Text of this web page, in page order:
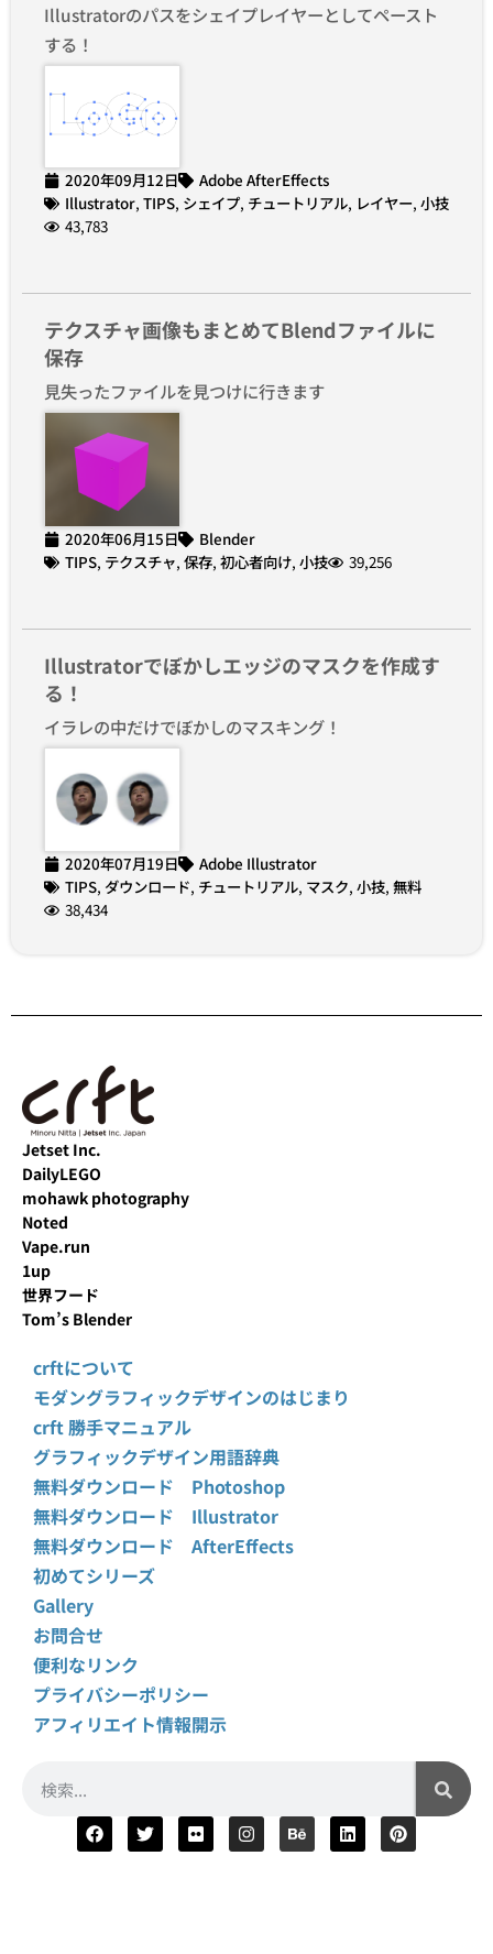
Illustratorのパスをシェイプレイヤーとしてペースト
する！
2020年09月12日
Adobe AfterEffects
Illustrator, TIPS, シェイプ, チュートリアル, レイヤー, 小技
43,783
テクスチャ画像もまとめてBlendファイルに
保存
見失ったファイルを見つけに行きます
2020年06月15日
Blender
TIPS, テクスチャ, 保存, 初心者向け, 小技 39,256
Illustratorでぼかしエッジのマスクを作成す
る！
イラレの中だけでぼかしのマスキング！
2020年07月19日
Adobe Illustrator
TIPS, ダウンロード, チュートリアル, マスク, 小技, 無料
38,434
Jetset Inc.
DailyLEGO
mohawk photography
Noted
Vape.run
1up
世界フード
Tom’s Blender
crftについて
モダングラフィックデザインのはじまり
crft 勝手マニュアル
グラフィックデザイン用語辞典
無料ダウンロード Photoshop
無料ダウンロード Illustrator
無料ダウンロード AfterEffects
初めてシリーズ
Gallery
お問合せ
便利なリンク
プライバシーポリシー
アフィリエイト情報開示